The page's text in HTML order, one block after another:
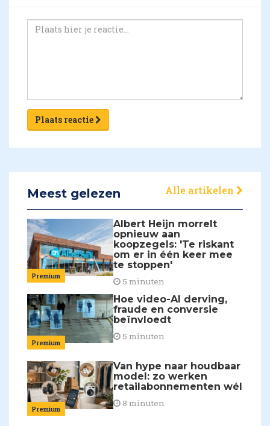
Plaats reactie
Meest gelezen Alle artikelen
Premium
Albert Heijn morrelt
opnieuw aan
koopzegels: 'Te riskant
om er in één keer mee
te stoppen'
5 minuten
Premium
Hoe video-AI derving,
fraude en conversie
beïnvloedt
5 minuten
Premium
Van hype naar houdbaar
model: zo werken
retailabonnementen wél
8 minuten